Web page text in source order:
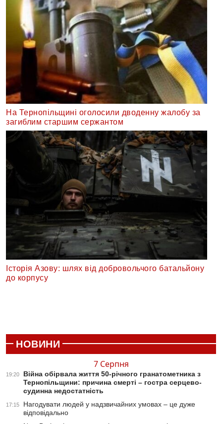
На Тернопільщині оголосили дводенну жалобу за
загиблим старшим сержантом
Історія Азову: шлях від добровольчого батальйону
до корпусу
НОВИНИ
7 Серпня
19:20
Війна обірвала життя 50-річного гранатометника з
Тернопільщини: причина смерті – гостра серцево-
судинна недостатність
17:15
Нагодувати людей у надзвичайних умовах – це дуже
відповідально